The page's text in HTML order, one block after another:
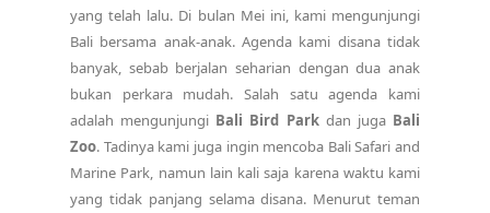
yang telah lalu. Di bulan Mei ini, kami mengunjungi
Bali bersama anak-anak. Agenda kami disana tidak
banyak, sebab berjalan seharian dengan dua anak
bukan perkara mudah. Salah satu agenda kami
adalah mengunjungi Bali Bird Parkdan juga Bali
Zoo. Tadinya kami juga ingin mencoba Bali Safari and
Marine Park, namun lain kali saja karena waktu kami
yang tidak panjang selama disana. Menurut teman